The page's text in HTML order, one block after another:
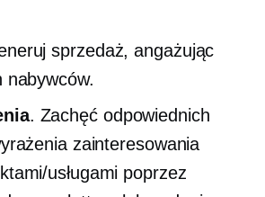
sprzedaż, angażując
nabywców.
. Zachęć odpowiednich
zainteresowania
usługami poprzez